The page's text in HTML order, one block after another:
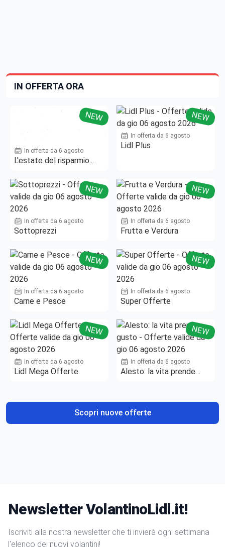
IN OFFERTA ORA
NEW
In offerta da 6 agosto
L'estate del risparmio.
NEW
In offerta da 6 agosto
Lidl Plus
NEW
In offerta da 6 agosto
Sottoprezzi
NEW
In offerta da 6 agosto
Frutta e Verdura
NEW
In offerta da 6 agosto
Carne e Pesce
NEW
In offerta da 6 agosto
Super Offerte
NEW
In offerta da 6 agosto
Lidl Mega Offerte
NEW
In offerta da 6 agosto
Alesto: la vita prende
Scopri nuove offerte
Newsletter VolantinoLidl.it!
Iscriviti alla nostra newsletter che ti invierà ogni settimana
l'elenco dei nuovi volantini!